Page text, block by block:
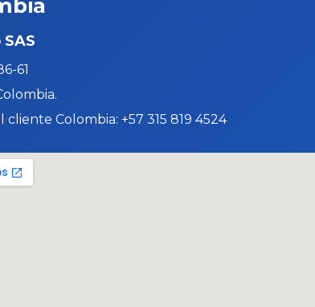
61
cliente Colombia: +57 315 819 4524